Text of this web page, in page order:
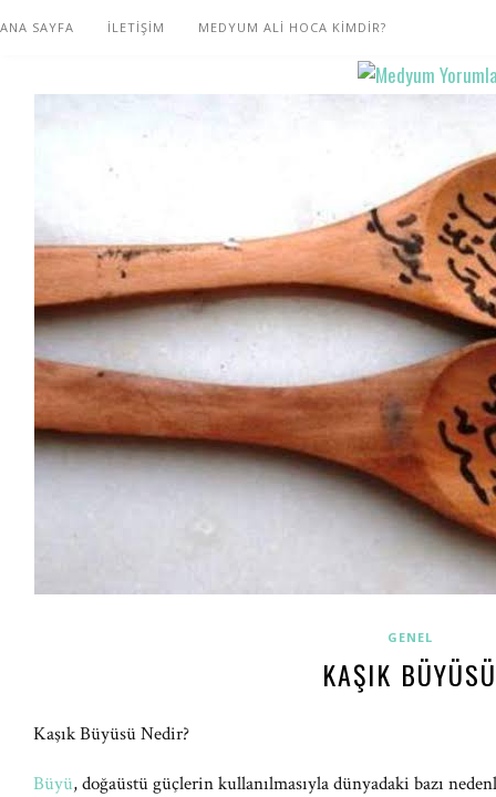
ANA SAYFA İLETİŞİM MEDYUM ALİ HOCA KİMDİR?
GENEL
KAŞIK BÜYÜSÜ
Kaşık Büyüsü Nedir?
Büyü, doğaüstü güçlerin kullanılmasıyla dünyadaki bazı